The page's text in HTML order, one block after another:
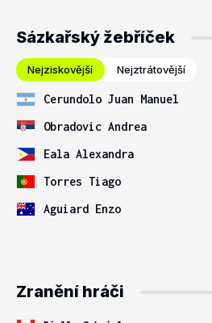
Sázkařský žebříček
Nejziskovější Nejztrátovější
Cerundolo Juan Manuel
Obradovic Andrea
Eala Alexandra
Torres Tiago
Aguiard Enzo
Zranění hráči